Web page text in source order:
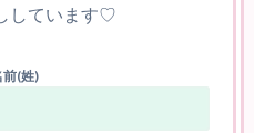
しています♡
前(姓)